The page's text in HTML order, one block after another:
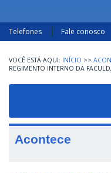
Telefones Fale conosco
INÍCIO >>
REGIMENTO INTERNO DA
Acontece